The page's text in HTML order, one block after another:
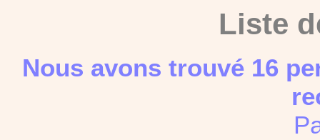
Liste
Nous avons trouvé 16